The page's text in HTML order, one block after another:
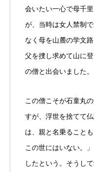
会いたい一心で母千
が、当時は女人禁制
なく母を山麓の学文
父を捜し求めて山に
の僧と出会いました。
この僧こそが石童丸
すが、浮世を捨てて
は、親と名乗ること
この世にはいない。
したという。そうし